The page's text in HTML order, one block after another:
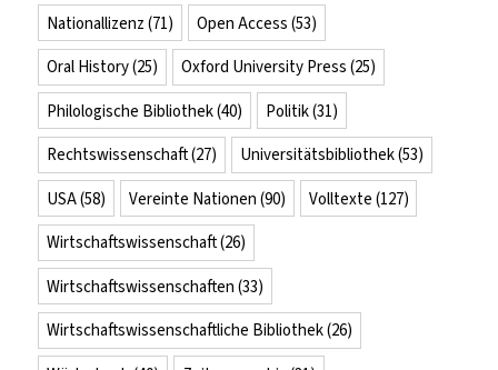
Nationallizenz (71) Open Access (53)
Oral History(25) Oxford University Press (25)
Philologische Bibliothek(40) Politik(31)
Rechtswissenschaft(27) Universitätsbibliothek(53)
USA(58) Vereinte Nationen (90) Volltexte (127)
Wirtschaftswissenschaft(26)
Wirtschaftswissenschaften (33)
Wirtschaftswissenschaftliche Bibliothek(26)